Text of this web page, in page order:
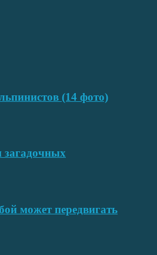
(14 фото)
загадочных
может передвигать